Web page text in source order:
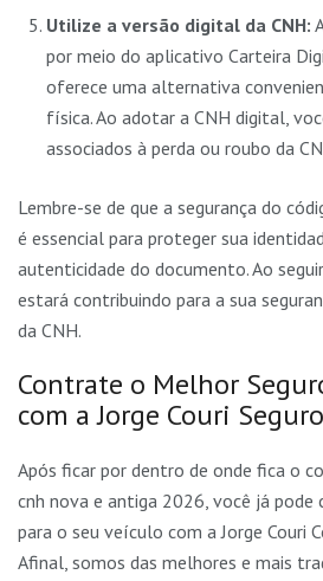
Utilize a versão digital da CNH:
por meio do aplicativo Carteira
oferece uma alternativa
física. Ao adotar a CNH digital,
associados à perda ou roubo da
Lembre-se de que a segurança do
é essencial para proteger sua
autenticidade do documento. Ao
estará contribuindo para a sua
da CNH.
Contrate o Melhor
com a Jorge Couri
Após ficar por dentro de onde fica o
cnh nova e antiga 2026, você já
para o seu veículo com a Jorge Couri
Afinal, somos das melhores e mais